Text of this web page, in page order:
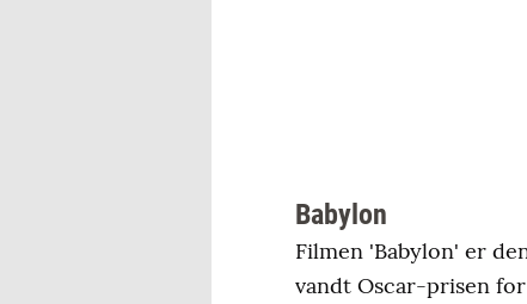
Babylon
Filmen 'Babylon' er
vandt Oscar-prisen